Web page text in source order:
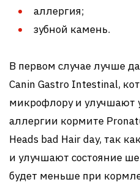
аллергия;
зубной камень.
В первом случае лучше
Canin Gastro Intestinal,
микрофлору и улучшают
аллергии кормите
Heads bad Hair day, так
и улучшают состояние
будет меньше при